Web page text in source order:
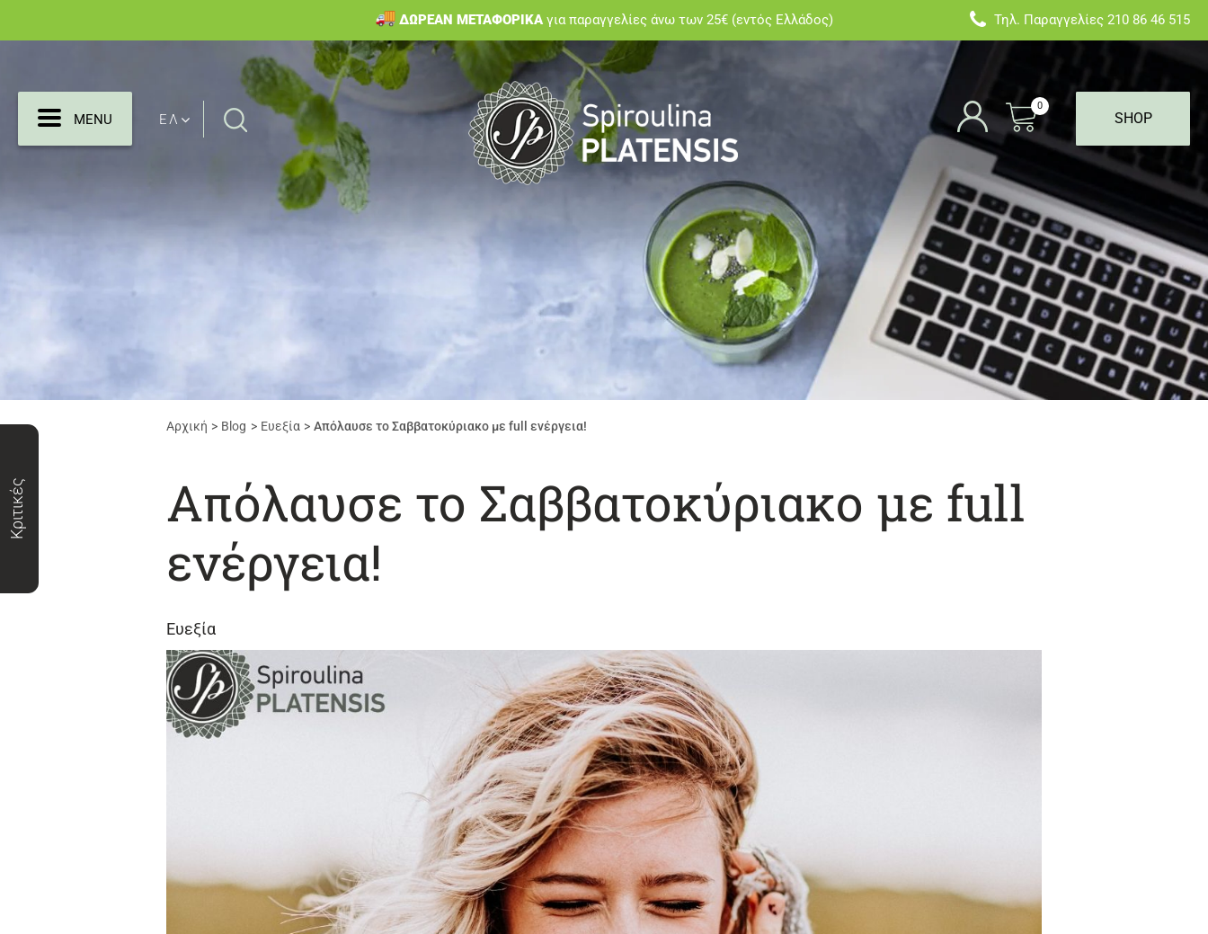
ΔΩΡΕΑΝ ΜΕΤΑΦΟΡΙΚΑ για παραγγελίες άνω των 25€ (εντός Ελλάδος) Τηλ. Παραγγελίες 210 86 46 515
MENU
MENU ΕΛ Search
0
SHOP
Κριτικές
Αρχική Blog Ευεξία Απόλαυσε το Σαββατοκύριακο με full ενέργεια!
Απόλαυσε το Σαββατοκύριακο με full
ενέργεια!
Ευεξία